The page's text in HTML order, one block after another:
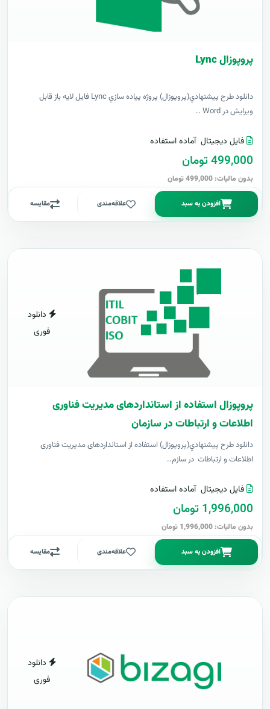
پروپوزال Lync
دانلود طرح پيشنهادي(پروپوزال) پروژه پياده سازي Lync فایل لایه باز قابل
ویرایش در Word ..
فایل دیجیتال آماده استفاده
499,000 تومان
بدون مالیات: 499,000 تومان
افزودن به سبد علاقه‌مندی مقایسه
دانلود
فوری
پروپوزال استفاده از استانداردهای مدیریت فناوری
اطلاعات و ارتباطات در سازمان
دانلود طرح پيشنهادي(پروپوزال) استفاده از استانداردهای مدیریت فناوری
اطلاعات و ارتباطات در سازم..
فایل دیجیتال آماده استفاده
1,996,000 تومان
بدون مالیات: 1,996,000 تومان
افزودن به سبد علاقه‌مندی مقایسه
دانلود
فوری